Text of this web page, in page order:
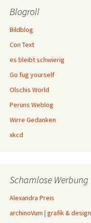
Blogroll
Bildblog
Con Text
es bleibt schwierig
Go fug yourself
Olschis World
Peruns Weblog
Wirre Gedanken
xkcd
Schamlose Werbung
Alexandra Preis
archinoVum | grafik & design